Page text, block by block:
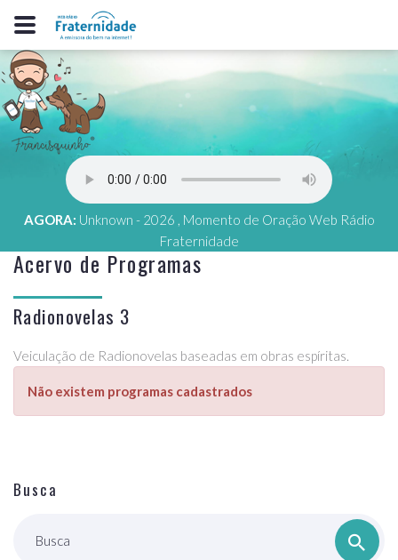
AGORA: Unknown - 2026 , Momento de Oração Web Rádio
Fraternidade
Acervo de Programas
Radionovelas 3
Veiculação de Radionovelas baseadas em obras espíritas.
Não existem programas cadastrados
Busca
Busca